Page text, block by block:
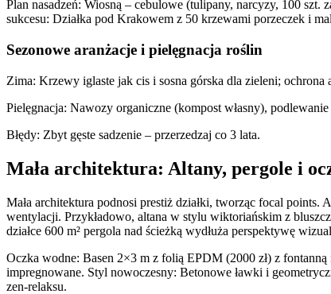
Plan nasadzeń: Wiosną – cebulowe (tulipany, narcyzy, 100
sukcesu: Działka pod Krakowem z 50 krzewami porzeczek i
Sezonowe aranżacje i pielęgnacja roślin
Zima: Krzewy iglaste jak cis i sosna górska dla zieleni; ochrona
Pielęgnacja: Nawozy organiczne (kompost własny),
Błędy: Zbyt gęste sadzenie – przerzedzaj co 3 lata.
Mała architektura: Altany, pergole i
Mała architektura podnosi prestiż działki, tworząc focal
wentylacji. Przykładowo, altana w stylu wiktoriańskim z
działce 600 m² pergola nad ścieżką wydłuża perspektywę
Oczka wodne: Basen 2×3 m z folią EPDM (2000 zł) z
impregnowane. Styl nowoczesny: Betonowe ławki i
zen-relaksu.